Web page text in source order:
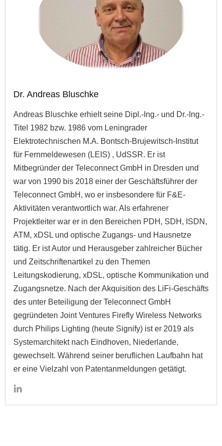
Dr. Andreas Bluschke
Andreas Bluschke erhielt seine Dipl.-Ing.- und Dr.-Ing.-
Titel 1982 bzw. 1986 vom Leningrader
Elektrotechnischen M.A. Bontsch-Brujewitsch-Institut
für Fernmeldewesen (LEIS) , UdSSR. Er ist
Mitbegründer der Teleconnect GmbH in Dresden und
war von 1990 bis 2018 einer der Geschäftsführer der
Teleconnect GmbH, wo er insbesondere für F&E-
Aktivitäten verantwortlich war. Als erfahrener
Projektleiter war er in den Bereichen PDH, SDH, ISDN,
ATM, xDSL und optische Zugangs- und Hausnetze
tätig. Er ist Autor und Herausgeber zahlreicher Bücher
und Zeitschriftenartikel zu den Themen
Leitungskodierung, xDSL, optische Kommunikation und
Zugangsnetze. Nach der Akquisition des LiFi-Geschäfts
des unter Beteiligung der Teleconnect GmbH
gegründeten Joint Ventures Firefly Wireless Networks
durch Philips Lighting (heute Signify) ist er 2019 als
Systemarchitekt nach Eindhoven, Niederlande,
gewechselt. Während seiner beruflichen Laufbahn hat
er eine Vielzahl von Patentanmeldungen getätigt.